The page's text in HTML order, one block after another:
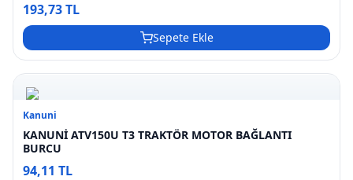
193,73 TL
Sepete Ekle
Kanuni
KANUNİ ATV150U T3 TRAKTÖR MOTOR BAĞLANTI
BURCU
94,11 TL